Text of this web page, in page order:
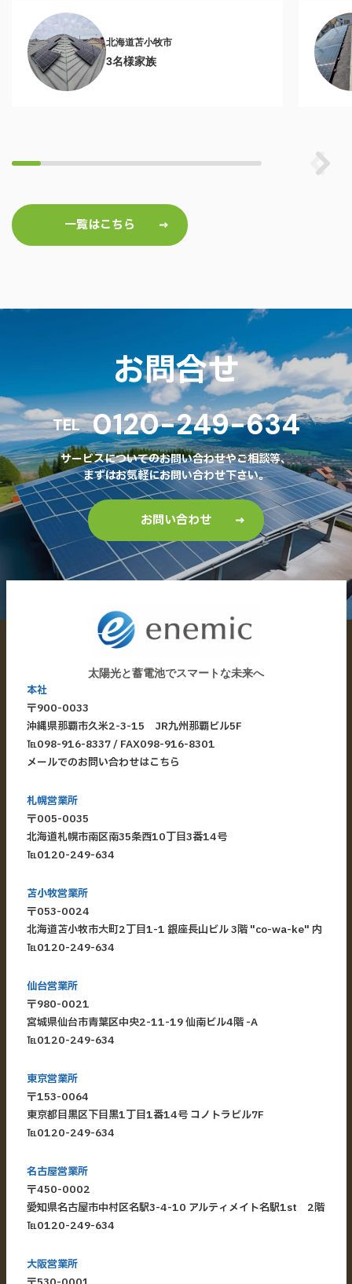
北海道苫小牧市
3名様家族
一覧はこちら
お問合せ
TEL 0120-249-634
サービスについてのお問い合わせやご相談等、
まずはお気軽にお問い合わせ下さい。
お問い合わせ
太陽光と蓄電池でスマートな未来へ
本社
〒900-0033
​沖縄県那覇市久米2-3-15 JR九州那覇ビル5F
​℡098-916-8337/ FAX098-916-8301
メールでのお問い合わせはこちら
札幌営業所
〒005-0035
北海道札幌市南区南35条西10丁目3番14号
℡0120-249-634
苫小牧営業所
〒053-0024
北海道苫小牧市大町2丁目1-1 銀座長山ビル 3階 "co-wa-ke" 内
℡0120-249-634
仙台営業所
〒980-0021
宮城県仙台市青葉区中央2-11-19 仙南ビル4階 -A
℡0120-249-634
東京営業所
〒153-0064
東京都目黒区下目黒1丁目1番14号 コノトラビル7F
℡0120-249-634
名古屋営業所
〒450-0002
愛知県名古屋市中村区名駅3-4-10 アルティメイト名駅1st 2階
℡0120-249-634
大阪営業所